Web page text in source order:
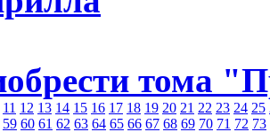
тома
11 12 13 14 15 16 17 18 19 20 21 22 23 24 25
59 60 61 62 63 64 65 66 67 68 69 70 71 72 73